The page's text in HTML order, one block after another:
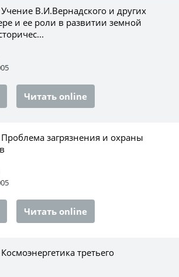
В.И.Вернадского и других
и ее роли в развитии земной
Читать online
загрязнения и охраны
Читать online
третьего